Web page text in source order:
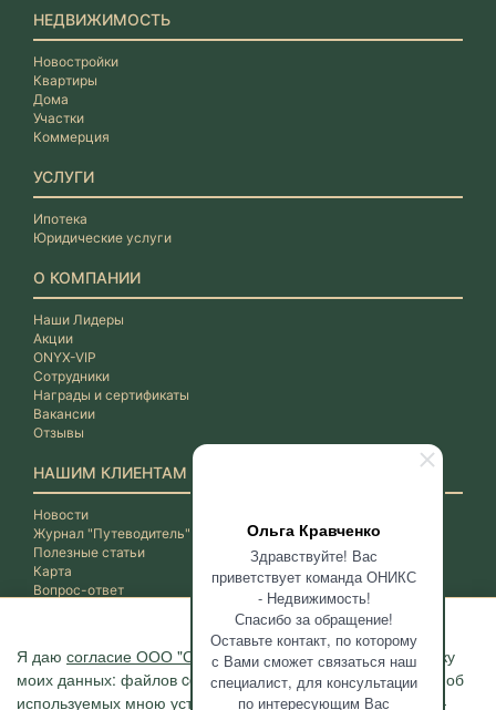
Ольга Кравченко
Здравствуйте! Вас
приветствует команда ОНИКС
- Недвижимость!
Спасибо за обращение!
Оставьте контакт, по которому
с Вами сможет связаться наш
специалист, для консультации
по интересующим Вас
Я даю согласие ООО "ОНИКС-Недвижимость"на обработку
моих данных: файлов cookie, сведений о моих действиях, об
используемых мною устройствах, даты и время сессии, IP-
НЕДВИЖИМОСТЬ
Новостройки
Квартиры
Дома
Участки
Коммерция
УСЛУГИ
Ипотека
Юридические услуги
О КОМПАНИИ
Наши Лидеры
Акции
ONYX-VIP
Сотрудники
Награды и сертификаты
Вакансии
Отзывы
НАШИМ КЛИЕНТАМ
Новости
Журнал "Путеводитель"
Полезные статьи
Карта
Вопрос-ответ